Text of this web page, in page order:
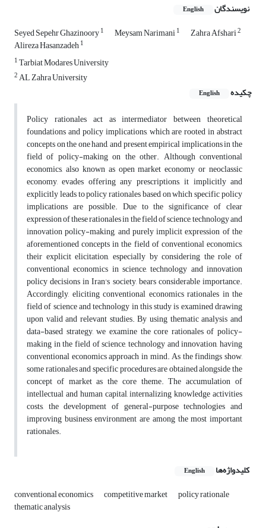
نویسندگان English
Seyed Sepehr Ghazinoory1 Meysam Narimani1 Zahra Afshari2
Alireza Hasanzadeh1
1Tarbiat Modares University
2AL Zahra University
چکیده
English
Policy rationales act as intermediator between theoretical
foundations and policy implications, which are rooted in abstract
concepts on the one hand, and present empirical implications in the
field of policy-making on the other. Although conventional
economics, also known as open market economy or neoclassic
economy, evades offering any prescriptions, it implicitly and
explicitly leads to policy rationales based on which specific policy
implications are possible. Due to the significance of clear
expression of these rationales in the field of science, technology and
innovation policy-making, and purely implicit expression of the
aforementioned concepts in the field of conventional economics,
their explicit elicitation, especially by considering the role of
conventional economics in science, technology and innovation
policy decisions in Iran's society, bears considerable importance.
Accordingly, eliciting conventional economics rationales in the
field of science and technology in this study is examined drawing
upon valid and relevant studies. By using thematic analysis and
data-based strategy, we examine the core rationales of policy-
making in the field of science, technology and innovation, having
conventional economics approach in mind. As the findings show,
some rationales and specific procedures are obtained alongside the
concept of market as the core theme. The accumulation of
intellectual and human capital, internalizing knowledge activities
costs, the development of general-purpose technologies and
improving business environment are among the most important
rationales.
کلیدواژه‌ها English
conventional economics competitive market policy rationale
thematic analysis